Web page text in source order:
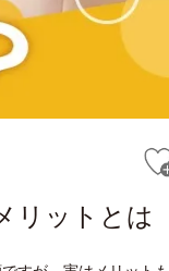
リットとは